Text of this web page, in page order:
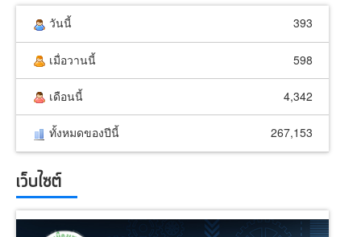
วันนี้ 393
เมื่อวานนี้ 598
เดือนนี้ 4,342
ทั้งหมดของปีนี้ 267,153
เว็บไซต์